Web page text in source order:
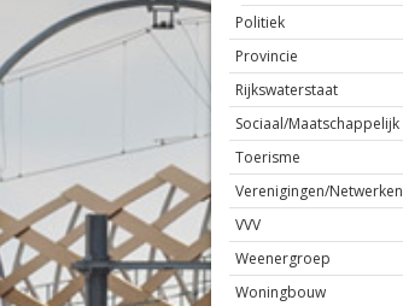
Politiek
Provincie
Rijkswaterstaat
Sociaal/Maatschappelijk
Toerisme
Verenigingen/Netwerken
VVV
Weenergroep
Woningbouw